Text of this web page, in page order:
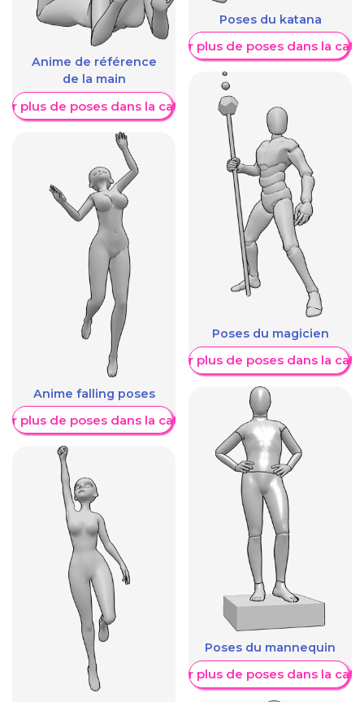
Anime de référence
de la main
plus de poses dans la catégorie
Anime falling poses
plus de poses dans la catégorie
Poses du katana
Afficher plus de poses dans la
Poses du magicien
Afficher plus de poses dans la
Poses du mannequin
Afficher plus de poses dans la